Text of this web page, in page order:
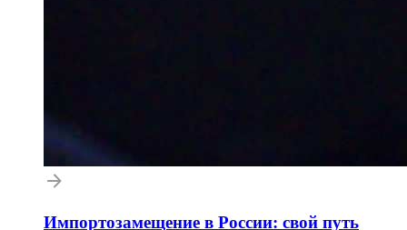
Импортозамещение в России: свой путь